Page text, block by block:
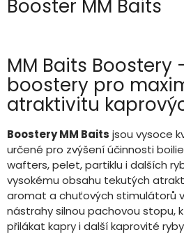
Booster MM Baits
MM Baits Boostery
boostery pro
atraktivitu
Boostery MM Baits jsou vysoce
určené pro zvýšení účinnosti
wafters, pelet, partiklu i dalších
vysokému obsahu tekutých
aromat a chuťových stimulátorů
nástrahy silnou pachovou stopu,
přilákat kapry i další kaprovité